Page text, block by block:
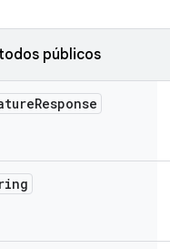
públicos
Response